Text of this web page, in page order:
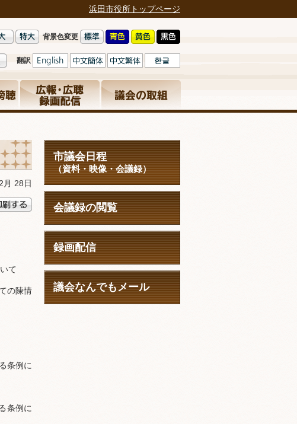
浜田市役所トップページ
背景色変更
翻訳
月 28日
て
の陳情
条例に
条例に
市議会日程
（資料・映像・会議録）
会議録の閲覧
録画配信
議会なんでもメール